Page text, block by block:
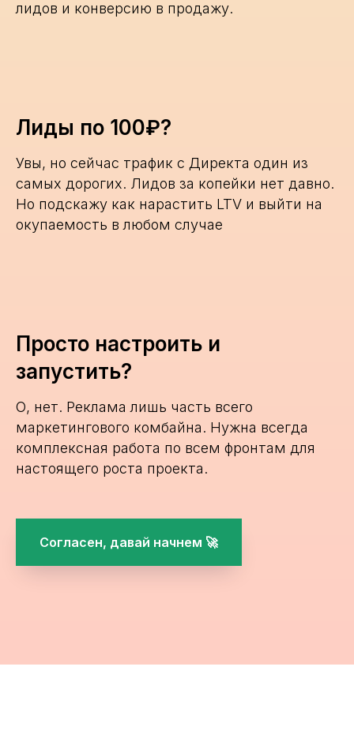
лидов и конверсию в продажу.
Лиды по 100₽?
Увы, но сейчас трафик с Директа один из
самых дорогих. Лидов за копейки нет давно.
Но подскажу как нарастить LTV и выйти на
окупаемость в любом случае
Просто настроить и
запустить?
О, нет. Реклама лишь часть всего
маркетингового комбайна. Нужна всегда
комплексная работа по всем фронтам для
настоящего роста проекта.
Согласен, давай начнем 🚀